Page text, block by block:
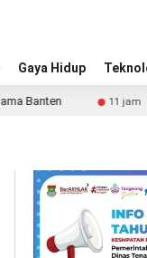
Gaya Hidup
11 jam lalu PSI Masih